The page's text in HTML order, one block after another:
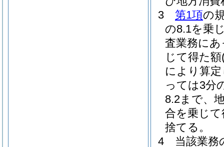
3
第1項の
の8.1を乗
査業務に
じて得た額
により算
っては3分
8.2まで、
合を乗じ
捨てる。
4
当該業務